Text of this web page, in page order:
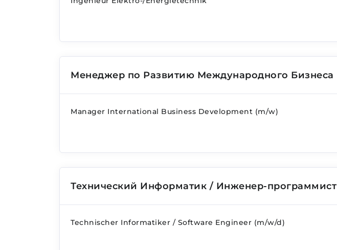
Менеджер по Развитию Международного Бизнеса
Manager International Business Development (m/w)
Технический Информатик / Инженер-программист
Technischer Informatiker / Software Engineer (m/w/d)